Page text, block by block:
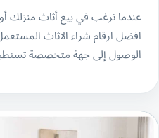
عندما ترغب في بيع أثاث منزلك
افضل ارقام شراء الاثاث
الوصول إلى جهة متخصصة